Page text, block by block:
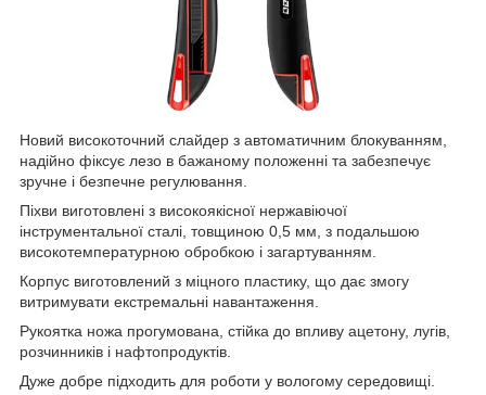
Новий високоточний слайдер з автоматичним блокуванням,
надійно фіксує лезо в бажаному положенні та забезпечує
зручне і безпечне регулювання.
Піхви виготовлені з високоякісної нержавіючої
інструментальної сталі, товщиною 0,5 мм, з подальшою
високотемпературною обробкою і загартуванням.
Корпус виготовлений з міцного пластику, що дає змогу
витримувати екстремальні навантаження.
Рукоятка ножа прогумована, стійка до впливу ацетону, лугів,
розчинників і нафтопродуктів.
Дуже добре підходить для роботи у вологому середовищі.